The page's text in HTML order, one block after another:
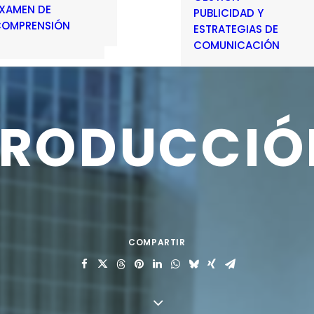
DE
PUBLICIDAD Y
ESTRATEGIAS DE
COMUNICACIÓN
COMPARTIR